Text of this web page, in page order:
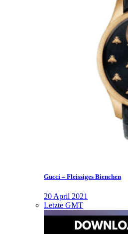
Gucci – Fleissiges Bienchen
20 April 2021
Letzte GMT